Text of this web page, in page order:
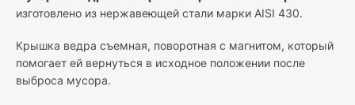
изготовлено из нержавеющей стали марки AISI 430.
Крышка ведра съемная, поворотная с магнитом, который
помогает ей вернуться в исходное положении после
выброса мусора.